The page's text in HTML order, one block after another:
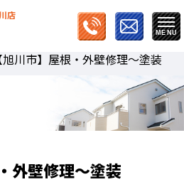
店
旭川市】屋根・外壁修理～塗装
外壁修理～塗装